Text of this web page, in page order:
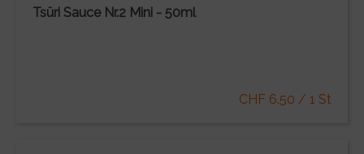
Tsüri Sauce Nr.2 Mini - 50ml
CHF 6.50 / 1 St